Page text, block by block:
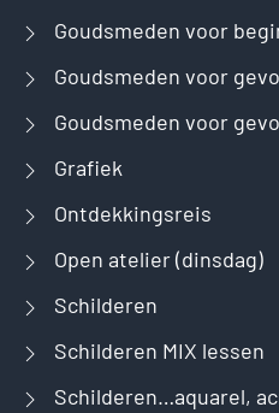
Goudsmeden voor
Goudsmeden voor
Goudsmeden voor
Grafiek
Ontdekkingsreis
Open atelier (dinsdag)
Schilderen
Schilderen MIX lessen
Schilderen…aquarel,